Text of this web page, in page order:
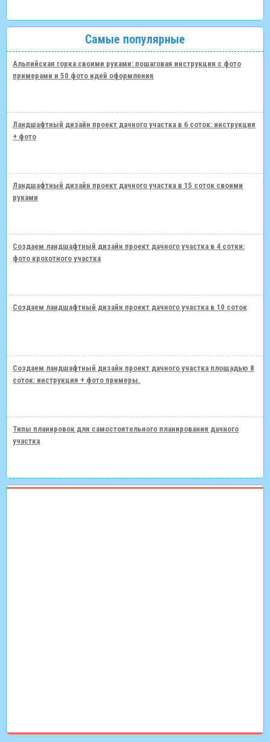
Самые популярные
Альпийская горка своими руками: пошаговая инструкция с фото
примерами и 50 фото идей оформления
Ландшафтный дизайн проект дачного участка в 6 соток: инструкция
+ фото
Ландшафтный дизайн проект дачного участка в 15 соток своими
руками
Создаем ландшафтный дизайн проект дачного участка в 4 сотки:
фото крохотного участка
Создаем ландшафтный дизайн проект дачного участка в 10 соток
Создаем ландшафтный дизайн проект дачного участка площадью 8
соток: инструкция + фото примеры.
Типы планировок для самостоятельного планирования дачного
участка